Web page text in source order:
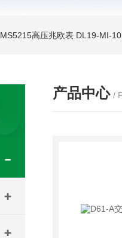
MS5215高压兆欧表 DL19-MI-
产品中心 /